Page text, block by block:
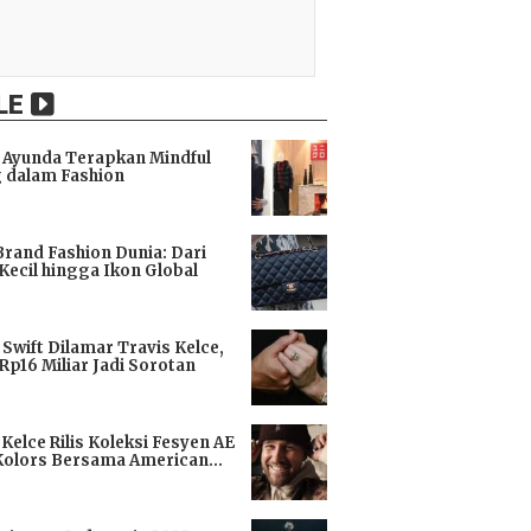
Terapkan Mindful
dalam Fashion
Fashion Dunia: Dari
hingga Ikon Global
Dilamar Travis Kelce,
Miliar Jadi Sorotan
Rilis Koleksi Fesyen AE
Bersama American